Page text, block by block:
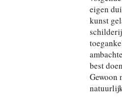
eigen
kunst
best
Gewoon